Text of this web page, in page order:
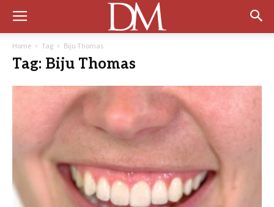
Home Tag Biju Thomas
Tag: Biju Thomas